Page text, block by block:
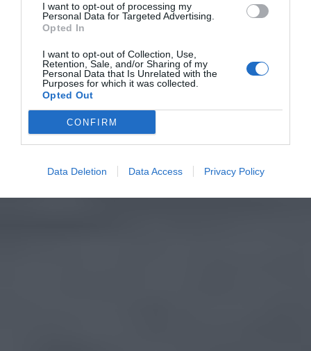
I want to opt-out of processing my
Personal Data for Targeted Advertising.
Opted In
I want to opt-out of Collection, Use,
Retention, Sale, and/or Sharing of my
Personal Data that Is Unrelated with the
Purposes for which it was collected.
Opted Out
CONFIRM
Data Deletion Data Access Privacy Policy